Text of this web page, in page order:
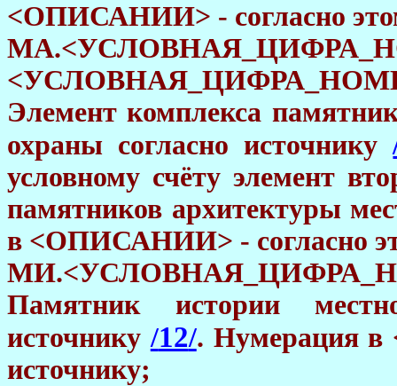
<ОПИСАНИИ> - согласно
Элемент комплекса
охраны согласно источнику
условному счёту элемент
памятников архитектуры
в <ОПИСАНИИ> - согласно
Памятник истории
источнику/12/. Нумерация
источнику;